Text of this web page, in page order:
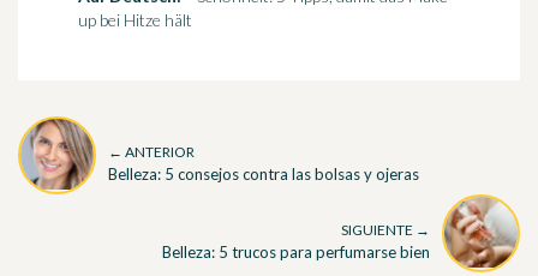
up bei Hitze hält
← ANTERIOR
Belleza: 5 consejos contra las bolsas y ojeras
SIGUIENTE →
Belleza: 5 trucos para perfumarse bien